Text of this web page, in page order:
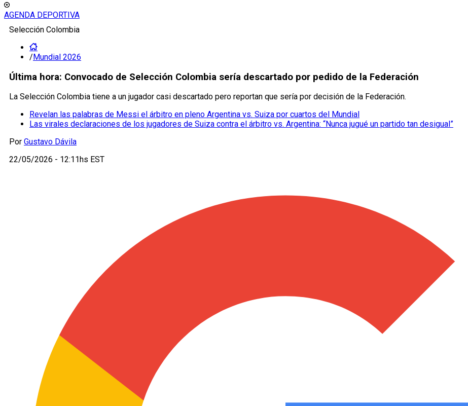
AGENDA DEPORTIVA
Selección Colombia
/Mundial 2026
Última hora: Convocado de Selección Colombia sería descartado por pedido de la Federación
La Selección Colombia tiene a un jugador casi descartado pero reportan que sería por decisión de la Federación.
Revelan las palabras de Messi el árbitro en pleno Argentina vs. Suiza por cuartos del Mundial
Las virales declaraciones de los jugadores de Suiza contra el árbitro vs. Argentina: “Nunca jugué un partido tan desigual”
Por Gustavo Dávila
22/05/2026 - 12:11hs EST